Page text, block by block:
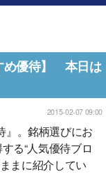
め優待】 本日は
2015-02-07 09:00
』。銘柄選びにお
る“人気優待ブロ
まに紹介してい